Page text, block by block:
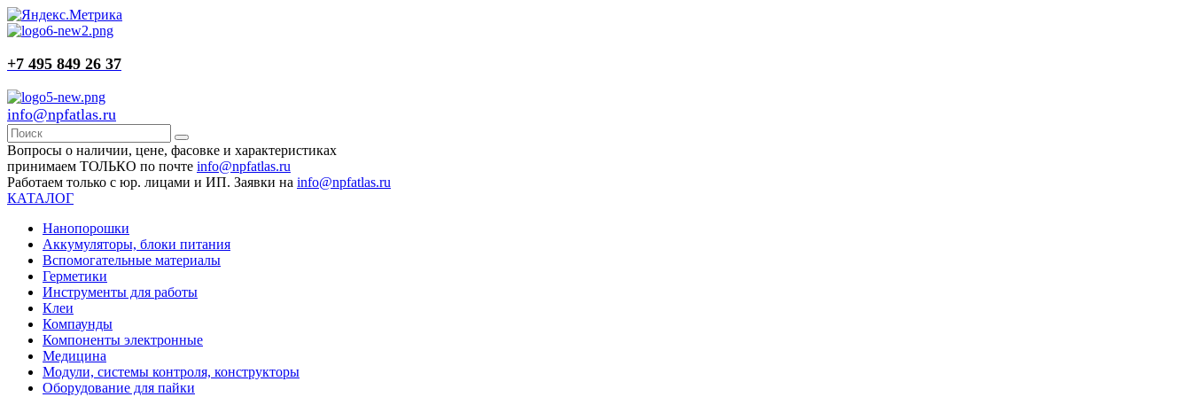
+7 495 849 26 37
info@npfatlas.ru
Вопросы о наличии, цене, фасовке и характеристиках
принимаем ТОЛЬКО по почте info@npfatlas.ru
Работаем только с юр. лицами и ИП. Заявки на info@npfatlas.ru
КАТАЛОГ
Нанопорошки
Аккумуляторы, блоки питания
Вспомогательные материалы
Герметики
Инструменты для работы
Клеи
Компаунды
Компоненты электронные
Медицина
Модули, системы контроля, конструкторы
Оборудование для пайки